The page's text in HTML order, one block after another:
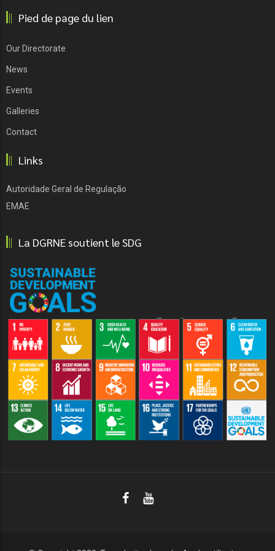
Pied de page du lien
Our Directorate
News
Events
Galleries
Contact
Links
Autoridade Geral de Regulação
EMAE
La DGRNE soutient le SDG